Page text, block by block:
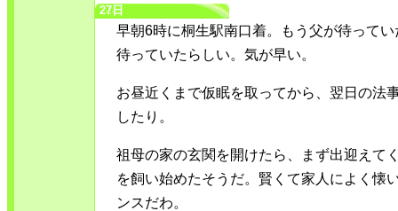
27日
早朝6時に桐生駅南口着。もう父が待って
待っていたらしい。気が早い。
お昼近くまで仮眠を取ってから、翌日の法
したり。
祖母の家の玄関を開けたら、まず出迎えて
を飼い始めたそうだ。賢くて家人によく懐
ンスだわ。